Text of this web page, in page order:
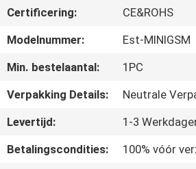
CONTACTEER
ONS
Certificering:
CE&ROHS
Modelnummer:
Est-MINIGSM
Min. bestelaantal:
1PC
Verpakking Details:
Neutrale
Levertijd:
1-3
Betalingscondities:
100% vóór